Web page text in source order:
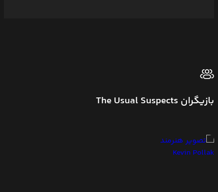
بازیگران The Usual Suspects